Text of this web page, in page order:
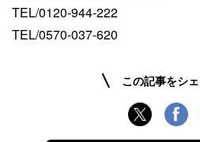
TEL/0120-944-222
TEL/0570-037-620
この記事をシ